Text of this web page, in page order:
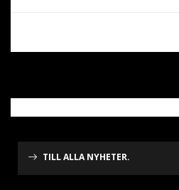
TILL ALLA NYHETER.